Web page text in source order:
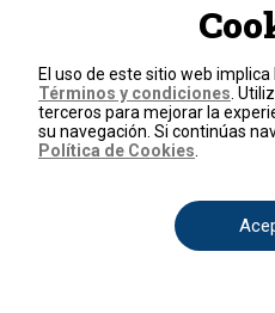
Responsabilidad SocialAtención
Informe de sostenibilidad
Ventas Internacionales
Visite
Noticias RCN RCN
Nuestra Tele
El uso de este sitio web
Términos y condiciones .
terceros para mejorar la
su navegación. Si continúas
Política de Cookies